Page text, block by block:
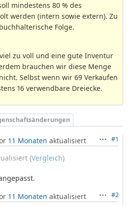
mindestens 80 % des
werden (intern sowie extern). Zu
Folge.
zu voll und eine gute Inventur
brauchen wir diese Menge
Selbst wenn wir 69 Verkaufen
16 verwendbare Dreiecke.
#1
11 Monaten aktualisiert
(Vergleich)
#2
11 Monaten aktualisiert